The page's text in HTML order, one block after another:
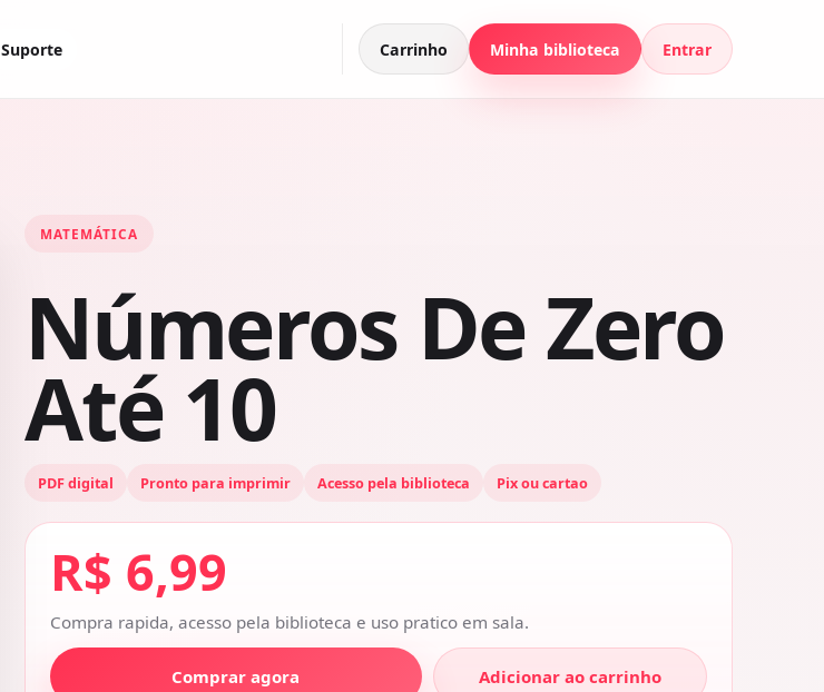
Suporte Carrinho Minha biblioteca Entrar
MATEMÁTICA
Números De Zero
Até 10
PDF digital Pronto para imprimir Acesso pela biblioteca Pix ou cartao
R$ 6,99
Compra rapida, acesso pela biblioteca e uso pratico em sala.
Comprar agora Adicionar ao carrinho